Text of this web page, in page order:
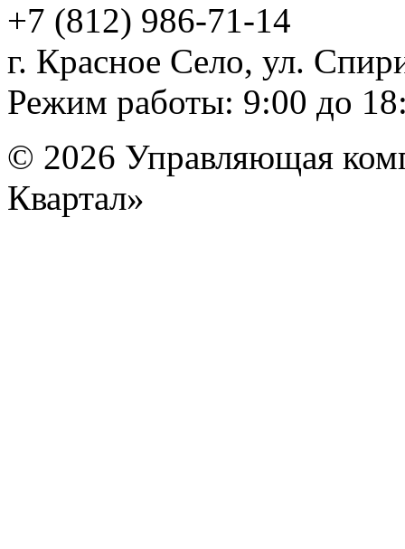
+7 (812) 986-71-14
г. Красное Село, ул.
Режим работы: 9:00 до
© 2026 Управляющая
Квартал»